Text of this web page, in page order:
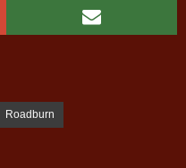
Roadburn